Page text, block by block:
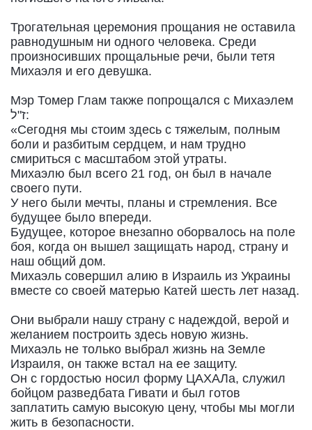
Трогательная церемония прощания не оставила
равнодушным ни одного человека. Среди
произносивших прощальные речи, были тетя
Михаэля и его девушка.
Мэр Томер Глам также попрощался с Михаэлем
ז"ל:
«Сегодня мы стоим здесь с тяжелым, полным
боли и разбитым сердцем, и нам трудно
смириться с масштабом этой утраты.
Михаэлю был всего 21 год, он был в начале
своего пути.
У него были мечты, планы и стремления. Все
будущее было впереди.
Будущее, которое внезапно оборвалось на поле
боя, когда он вышел защищать народ, страну и
наш общий дом.
Михаэль совершил алию в Израиль из Украины
вместе со своей матерью Катей шесть лет назад.
Они выбрали нашу страну с надеждой, верой и
желанием построить здесь новую жизнь.
Михаэль не только выбрал жизнь на Земле
Израиля, он также встал на ее защиту.
Он с гордостью носил форму ЦАХАЛа, служил
бойцом разведбата Гивати и был готов
заплатить самую высокую цену, чтобы мы могли
жить в безопасности.